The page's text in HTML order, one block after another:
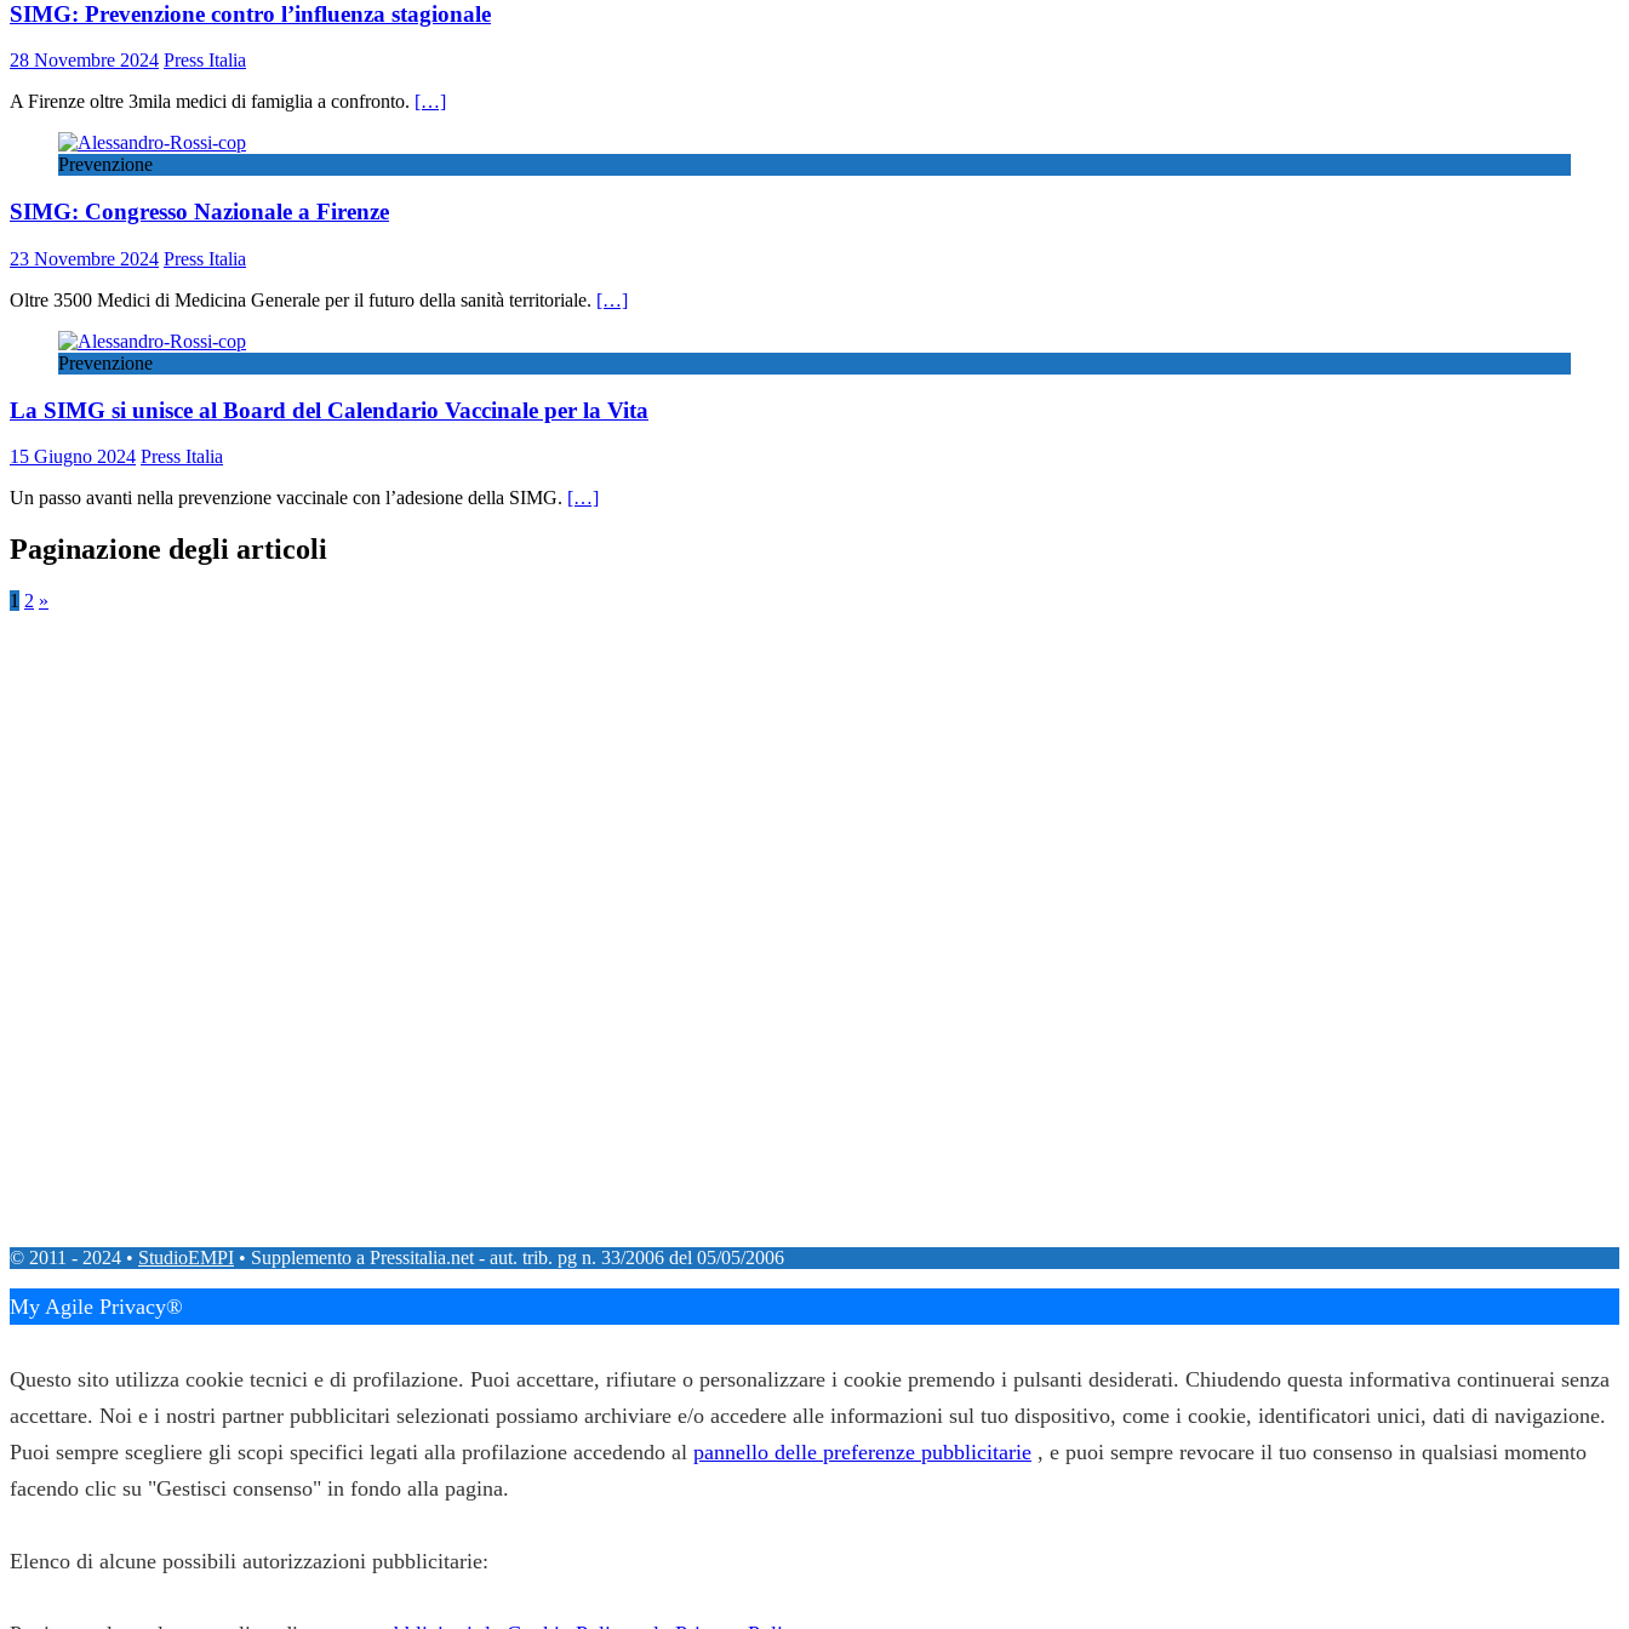
SIMG: Prevenzione contro l’influenza stagionale
28 Novembre 2024 Press Italia
A Firenze oltre 3mila medici di famiglia a confronto. […]
Prevenzione
SIMG: Congresso Nazionale a Firenze
23 Novembre 2024 Press Italia
Oltre 3500 Medici di Medicina Generale per il futuro della sanità territoriale. […]
Prevenzione
La SIMG si unisce al Board del Calendario Vaccinale per la Vita
15 Giugno 2024 Press Italia
Un passo avanti nella prevenzione vaccinale con l’adesione della SIMG. […]
Paginazione degli articoli
1 2 »
© 2011 - 2024 • StudioEMPI • Supplemento a Pressitalia.net - aut. trib. pg n. 33/2006 del 05/05/2006
My Agile Privacy®
Questo sito utilizza cookie tecnici e di profilazione. Puoi accettare, rifiutare o personalizzare i cookie premendo i pulsanti desiderati. Chiudendo questa informativa continuerai senza
accettare. Noi e i nostri partner pubblicitari selezionati possiamo archiviare e/o accedere alle informazioni sul tuo dispositivo, come i cookie, identificatori unici, dati di navigazione.
Puoi sempre scegliere gli scopi specifici legati alla profilazione accedendo al pannello delle preferenze pubblicitarie , e puoi sempre revocare il tuo consenso in qualsiasi momento
facendo clic su "Gestisci consenso" in fondo alla pagina.
Elenco di alcune possibili autorizzazioni pubblicitarie: